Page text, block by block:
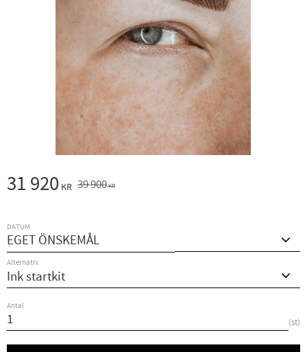
Nedsatt pris:
31 920 KR Ordinarie pris:
39 900KR
DATUM
Alternativ
Antal
st